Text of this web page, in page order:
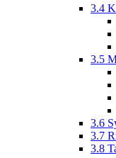
3.4
3.5
3.6
3.7
3.8